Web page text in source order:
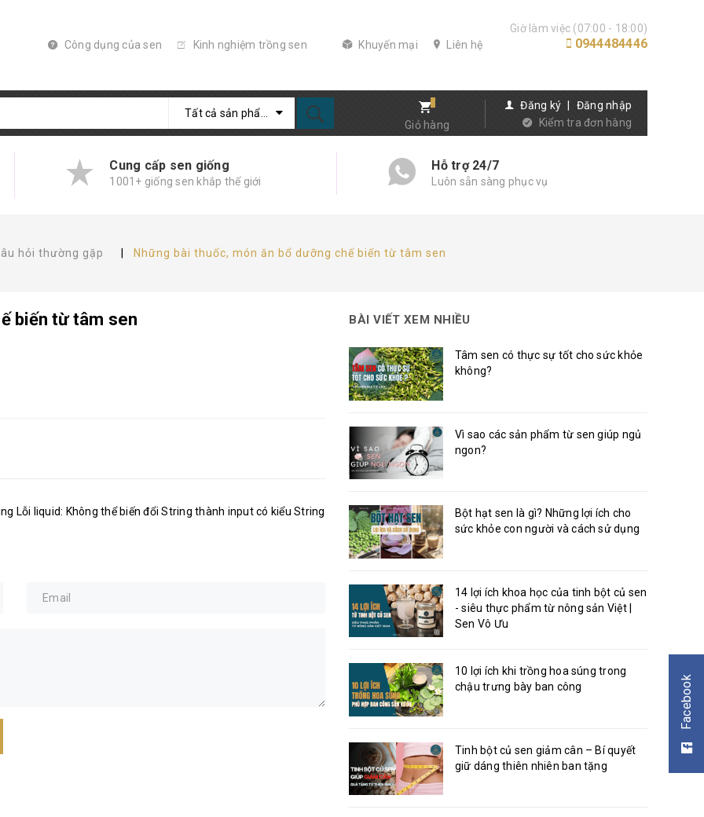
Công dụng của sen Kinh nghiệm trồng sen Khuyến mại Liên hệ
Giờ làm việc (07:00 - 18:00)
0944484446
Giỏ hàng
Đăng ký
Đăng nhập
Kiểm tra đơn hàng
Cung cấp sen giống
1001+ giống sen khắp thế giới
Hỗ trợ 24/7
Luôn sẵn sàng phục vụ
hỏi thường gặp Những bài thuốc, món ăn bổ dưỡng chế biến từ tâm sen
biến từ tâm sen
Lỗi liquid: Không thể biến đổi String thành input có kiểu String
BÀI VIẾT XEM NHIỀU
Tâm sen có thực sự tốt cho sức khỏe
không?
Vì sao các sản phẩm từ sen giúp ngủ
ngon?
Bột hạt sen là gì? Những lợi ích cho
sức khỏe con người và cách sử dụng
14 lợi ích khoa học của tinh bột củ sen
- siêu thực phẩm từ nông sản Việt |
Sen Vô Ưu
10 lợi ích khi trồng hoa súng trong
chậu trưng bày ban công
Tinh bột củ sen giảm cân – Bí quyết
giữ dáng thiên nhiên ban tặng
Facebook